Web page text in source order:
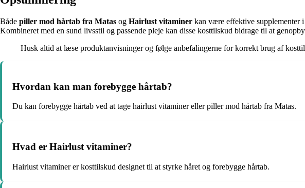
Både piller mod hårtab fra Matas og Hairlust vitaminer kan være effektive supplementer
Kombineret med en sund livsstil og passende pleje kan disse kosttilskud bidrage til at
Husk altid at læse produktanvisninger og følge anbefalingerne for korrekt brug af
Hvordan kan man forebygge hårtab?
Du kan forebygge hårtab ved at tage hairlust vitaminer eller piller mod hårtab fra Matas.
Hvad er Hairlust vitaminer?
Hairlust vitaminer er kosttilskud designet til at styrke håret og forebygge hårtab.